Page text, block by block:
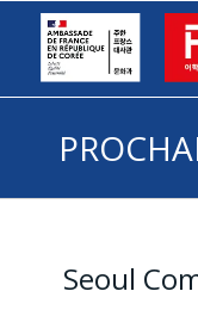
Seoul